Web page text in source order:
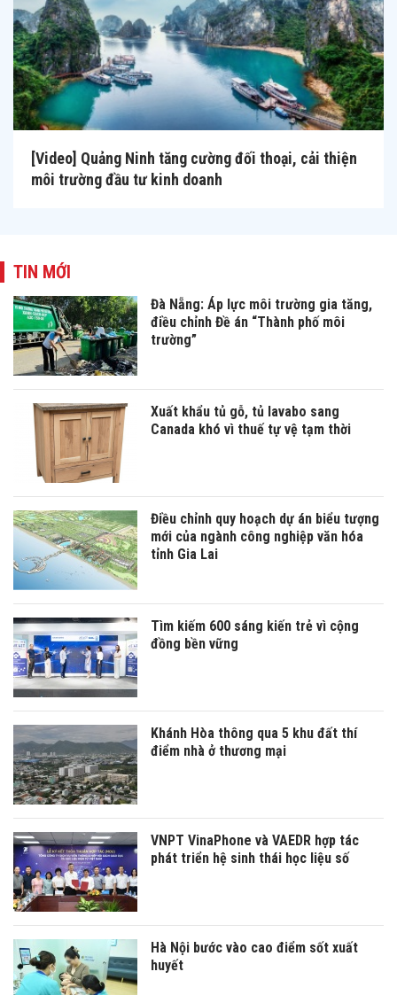
[Video] Quảng Ninh tăng cường đối thoại, cải thiện
môi trường đầu tư kinh doanh
TIN MỚI
Đà Nẵng: Áp lực môi trường gia tăng,
điều chỉnh Đề án “Thành phố môi
trường”
Xuất khẩu tủ gỗ, tủ lavabo sang
Canada khó vì thuế tự vệ tạm thời
Điều chỉnh quy hoạch dự án biểu tượng
mới của ngành công nghiệp văn hóa
tỉnh Gia Lai
Tìm kiếm 600 sáng kiến trẻ vì cộng
đồng bền vững
Khánh Hòa thông qua 5 khu đất thí
điểm nhà ở thương mại
VNPT VinaPhone và VAEDR hợp tác
phát triển hệ sinh thái học liệu số
Hà Nội bước vào cao điểm sốt xuất
huyết